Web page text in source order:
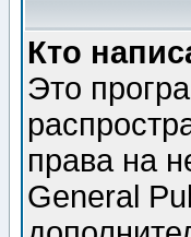
Кто
Это
права на
General